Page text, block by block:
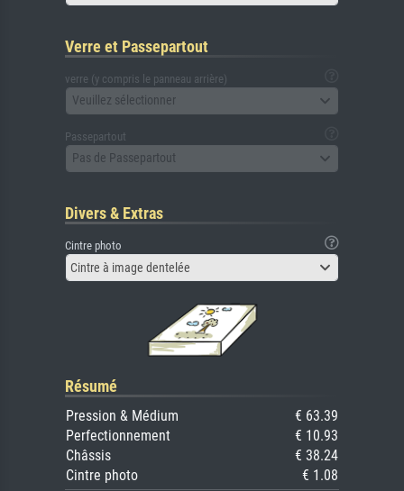
Verre et Passepartout
verre (y compris le panneau arrière)
Veuillez sélectionner
Passepartout
Pas de Passepartout
Divers & Extras
Cintre photo
Cintre à image dentelée
Résumé
Pression & Médium
€ 63.39
Perfectionnement
€ 10.93
Châssis
€ 38.24
Cintre photo
€ 1.08